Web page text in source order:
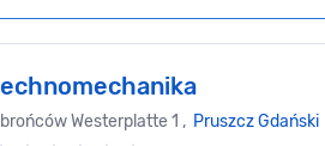
Westerplatte 1 , Pruszcz Gdański